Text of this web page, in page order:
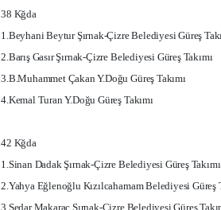
38 Kğda
1.Beyhani Beytur Şırnak-Çizre Belediyesi Güreş
2.Barış Gasır Şırnak-Çizre Belediyesi Güreş Takımı
3.B.Muhammet Çakan Y.Doğu Güreş Takımı
4.Kemal Turan Y.Doğu Güreş Takımı
42 Kğda
1.Sinan Dadak Şırnak-Çizre Belediyesi Güreş Takımı
2.Yahya Eğlenoğlu Kızılcahamam Belediyesi Güreş
3.Sedar Makaraç Şırnak-Çizre Belediyesi Güreş